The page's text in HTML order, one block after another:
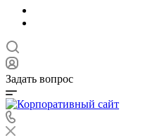
Задать вопрос